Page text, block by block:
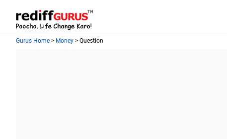
Gurus Home > Money > Question